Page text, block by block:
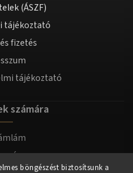
böngészést biztosítsunk a
(ÁSZF)
tájékoztató
fizetés
tájékoztató
számára